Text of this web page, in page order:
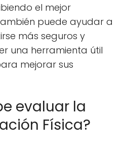
el mejor
puede ayudar a
más seguros y
una herramienta útil
mejorar sus
evaluar la
Física?